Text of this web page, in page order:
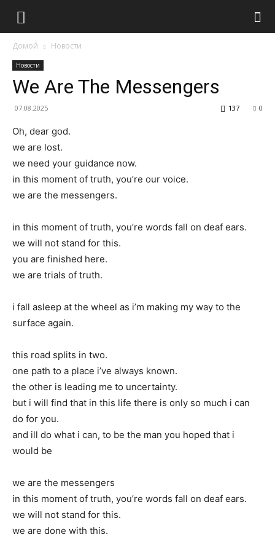
Домой Новости
Новости
We Are The Messengers
07.08.2025 0
137
Oh, dear god.
we are lost.
we need your guidance now.
in this moment of truth, you’re our voice.
we are the messengers.
in this moment of truth, you’re words fall on deaf ears.
we will not stand for this.
you are finished here.
we are trials of truth.
i fall asleep at the wheel as i’m making my way to the
surface again.
this road splits in two.
one path to a place i’ve always known.
the other is leading me to uncertainty.
but i will find that in this life there is only so much i can
do for you.
and ill do what i can, to be the man you hoped that i
would be
we are the messengers
in this moment of truth, you’re words fall on deaf ears.
we will not stand for this.
we are done with this.